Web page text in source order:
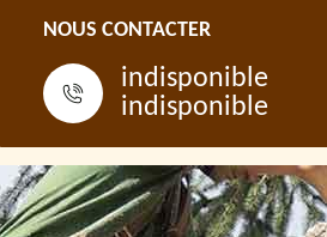
NOUS CONTACTER
indisponible
indisponible